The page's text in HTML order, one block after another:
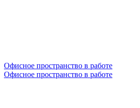
Офисное пространство в работе
Офисное пространство в работе